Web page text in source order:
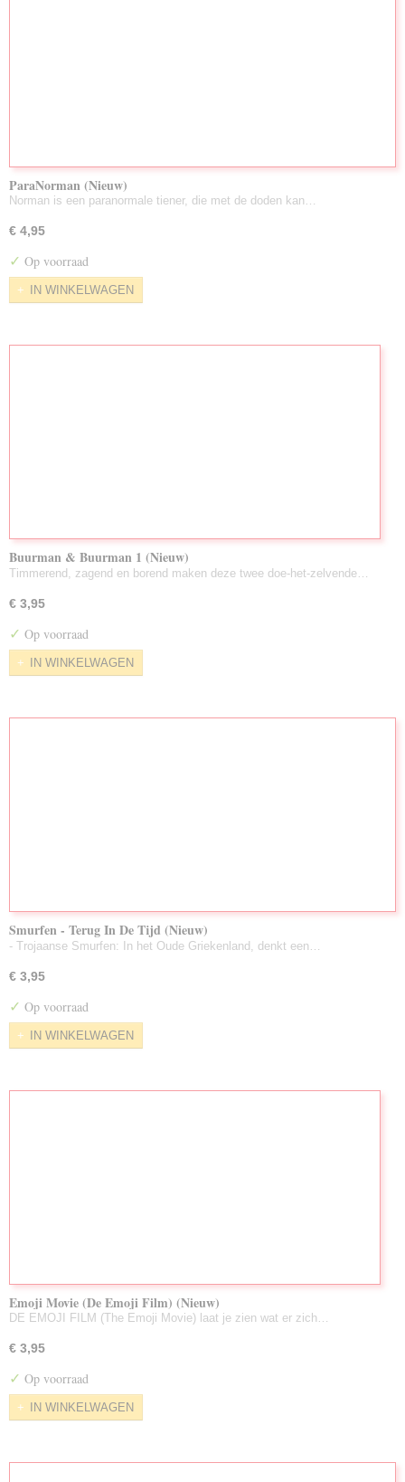
ParaNorman (Nieuw)
Norman is een paranormale tiener, die met de doden kan…
€ 4,95
✓ Op voorraad
IN WINKELWAGEN
Buurman & Buurman 1 (Nieuw)
Timmerend, zagend en borend maken deze twee doe-het-zelvende…
€ 3,95
✓ Op voorraad
IN WINKELWAGEN
Smurfen - Terug In De Tijd (Nieuw)
- Trojaanse Smurfen: In het Oude Griekenland, denkt een…
€ 3,95
✓ Op voorraad
IN WINKELWAGEN
Emoji Movie (De Emoji Film) (Nieuw)
DE EMOJI FILM (The Emoji Movie) laat je zien wat er zich…
€ 3,95
✓ Op voorraad
IN WINKELWAGEN